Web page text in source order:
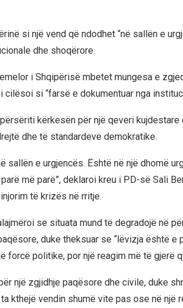
si një vend që ndodhet “në sallën e
dhe shoqërore.
i Shqipërisë mbetet mungesa e
cilësoi si “farsë e dokumentuar nga
kërkesën për një qeveri kujdestare
dhe të standardeve demokratike.
sallën e urgjencës. Është në një dhomë
më parë”, deklaroi kreu i PD-së Sali
të krizës në rritje.
se situata mund të degradojë në
duke theksuar se “lëvizja është e
forcë politike, por një reagim më të gjerë
një zgjidhje paqësore dhe civile, duke
kthejë vendin shumë vite pas ose në një